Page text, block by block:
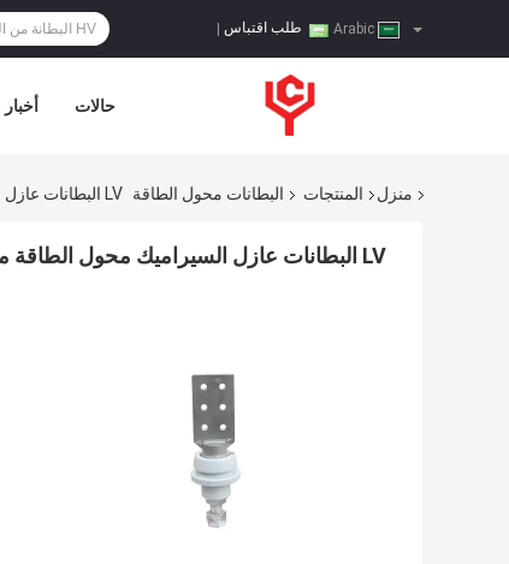
طلب اقتباس
أخبار حالات
منزل المنتجات البطانات محول الطاقة LV البطانات عازل السيراميك محول الطاقة مع الجمعية
LV البطانات عازل السيراميك محول الطاقة مع الجمعية